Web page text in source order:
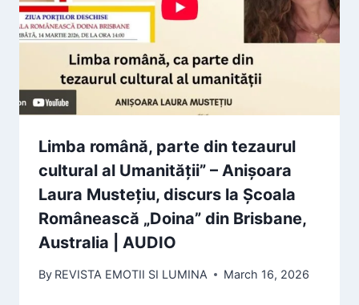
Limba română, parte din tezaurul
cultural al Umanității” – Anișoara
Laura Mustețiu, discurs la Școala
Românească „Doina” din Brisbane,
Australia | AUDIO
By REVISTA EMOTII SI LUMINA March 16, 2026